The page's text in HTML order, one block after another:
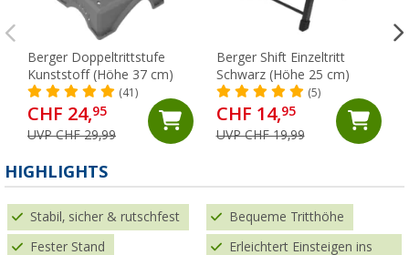
Berger Doppeltrittstufe
Kunststoff (Höhe 37 cm)
(41)
CHF 24,95
UVP CHF 29,99
Berger Shift Einzeltritt
Schwarz (Höhe 25 cm)
(5)
CHF 14,95
UVP CHF 19,99
HIGHLIGHTS
Stabil, sicher & rutschfest Bequeme Tritthöhe
Fester Stand
Erleichtert Einsteigen ins